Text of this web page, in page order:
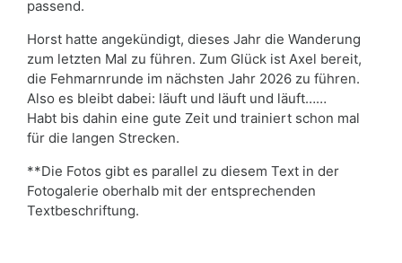
passend.
Horst hatte angekündigt, dieses Jahr die Wanderung
zum letzten Mal zu führen. Zum Glück ist Axel bereit,
die Fehmarnrunde im nächsten Jahr 2026 zu führen.
Also es bleibt dabei: läuft und läuft und läuft……
Habt bis dahin eine gute Zeit und trainiert schon mal
für die langen Strecken.
**Die Fotos gibt es parallel zu diesem Text in der
Fotogalerie oberhalb mit der entsprechenden
Textbeschriftung.